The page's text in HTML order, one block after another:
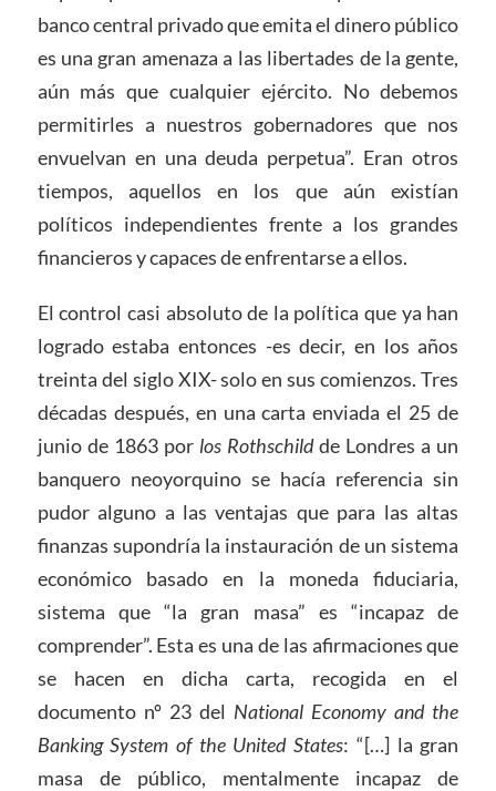
banco central privado que emita el dinero público
es una gran amenaza a las libertades de la gente,
aún más que cualquier ejército. No debemos
permitirles a nuestros gobernadores que nos
envuelvan en una deuda perpetua”. Eran otros
tiempos, aquellos en los que aún existían
políticos independientes frente a los grandes
financieros y capaces de enfrentarse a ellos.
El control casi absoluto de la política que ya han
logrado estaba entonces -es decir, en los años
treinta del siglo XIX- solo en sus comienzos. Tres
décadas después, en una carta enviada el 25 de
junio de 1863 por los Rothschildde Londres a un
banquero neoyorquino se hacía referencia sin
pudor alguno a las ventajas que para las altas
finanzas supondría la instauración de un sistema
económico basado en la moneda fiduciaria,
sistema que “la gran masa” es “incapaz de
comprender”. Esta es una de las afirmaciones que
se hacen en dicha carta, recogida en el
documento nº 23 del National Economy and the
Banking System of the United States: “[…] la gran
masa de público, mentalmente incapaz de